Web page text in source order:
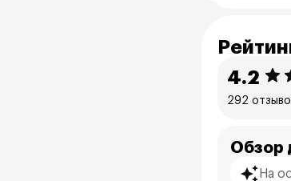
4.2
292
Обзор
На